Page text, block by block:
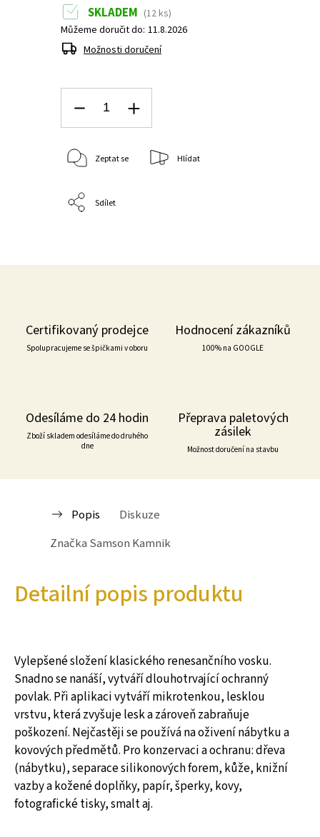
SKLADEM (12 ks)
Můžeme doručit do: 11.8.2026
Možnosti doručení
Zeptat se Hlídat
Sdílet
Certifikovaný prodejce
Spolupracujeme se špičkami v oboru
Hodnocení zákazníků
100% na GOOGLE
Odesíláme do 24 hodin
Zboží skladem odesíláme do druhého
dne
Přeprava paletových
zásilek
Možnost doručení na stavbu
Popis
Diskuze
Značka Samson Kamnik
Detailní popis produktu
Vylepšené složení klasického renesančního vosku.
Snadno se nanáší, vytváří dlouhotrvající ochranný
povlak. Při aplikaci vytváří mikrotenkou, lesklou
vrstvu, která zvyšuje lesk a zároveň zabraňuje
poškození. Nejčastěji se používá na oživení nábytku a
kovových předmětů. Pro konzervaci a ochranu: dřeva
(nábytku), separace silikonových forem, kůže, knižní
vazby a kožené doplňky, papír, šperky, kovy,
fotografické tisky, smalt aj.